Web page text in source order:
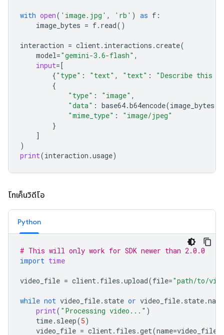
with open( 'image.jpg' , 'rb' ) as f :
image_bytes = f. read()
interaction = client. interactions .create(
model="gemini-3.6-flash" ,
input=[
{"type" : "text" , "text" :
"Describe this
{
"type" : "image" ,
"data" : base64.b64encode(image_bytes
"mime_type" :
"image/jpeg"
}
]
)
print(interaction .usage)
โทเค็นวิดีโอ
Python
# This will only work for SDK newer than 2.0.0
import time
video_file = client. files .upload(file="path/to/
while not video_file. state or video_file. state.name
print( "Processing video..." )
time. sleep(5)
video_file = client. files .get(name=video_file